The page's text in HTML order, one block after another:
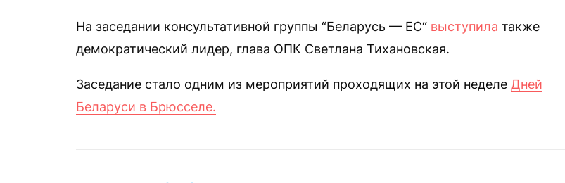
На заседании консультативной группы “Беларусь — ЕС“ выступила также
демократический лидер, глава ОПК Светлана Тихановская.
Заседание стало одним из мероприятий проходящих на этой неделе Дней
Беларуси в Брюсселе.